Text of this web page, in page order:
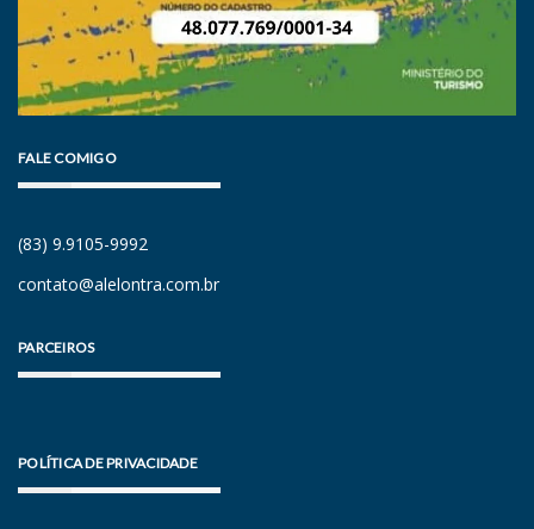
FALE COMIGO
(83) 9.9105-9992
contato@alelontra.com.br
PARCEIROS
POLÍTICA DE PRIVACIDADE